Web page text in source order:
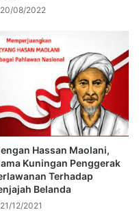
20/08/2022
Hassan Maolani,
Kuningan Penggerak
Terhadap
Belanda
21/12/2021